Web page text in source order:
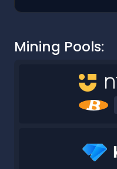
Mining Pools: